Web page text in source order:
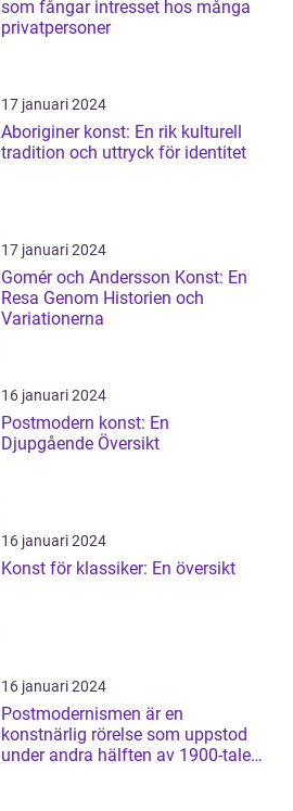
som fångar intresset hos många
privatpersoner
17 januari 2024
Aboriginer konst: En rik kulturell
tradition och uttryck för identitet
17 januari 2024
Gomér och Andersson Konst: En
Resa Genom Historien och
Variationerna
16 januari 2024
Postmodern konst: En
Djupgående Översikt
16 januari 2024
Konst för klassiker: En översikt
16 januari 2024
Postmodernismen är en
konstnärlig rörelse som uppstod
under andra hälften av 1900-talet